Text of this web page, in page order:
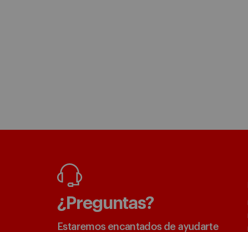
¿Preguntas?
Estaremos encantados de ayudarte